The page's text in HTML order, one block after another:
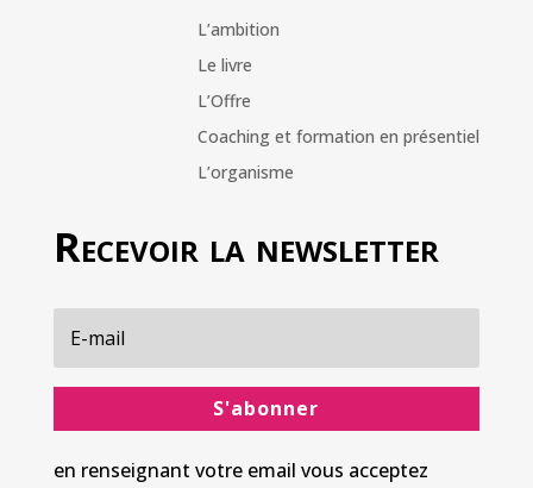
L’ambition
Le livre
L’Offre
Coaching et formation en présentiel
L’organisme
Recevoir la newsletter
S'abonner
en renseignant votre email vous acceptez